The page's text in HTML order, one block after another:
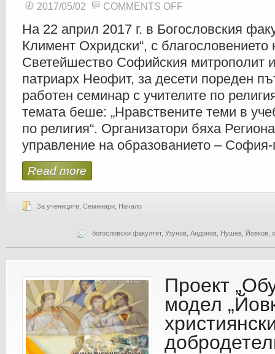
2017/05/02 COMMENTS OFF
„ЙОВКОВ
ХРИСТИЯНСКИТЕ
ДОБРОДЕТЕЛИ“
БОГОСЛОВСКИЯ
ФАКУЛТЕТ
НА
СУ
„СВ.
КЛИМЕНТ
На 22 април 2017 г. в Богословския
Климент Охридски“, с благословението
Светейшество Софийския митрополит
патриарх Неофит, за десети пореден
работен семинар с учителите по
темата беше: „Нравствените теми в
по религия“. Организатори бяха
управление на образованието –
Read more
За учениците Семинари Начало
богословски факултет, Узунов Андонов Нушев Йовков
Проект
модел